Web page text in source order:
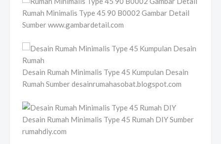
Rumah Minimalis Type 45 90 B0002 Gambar Detail
Sumber www.gambardetail.com
Desain Rumah Minimalis Type 45 Kumpulan Desain
Rumah Sumber desainrumahasobat.blogspot.com
Desain Rumah Minimalis Type 45 Rumah DIY Sumber
rumahdiy.com